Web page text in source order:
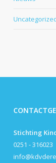
Stichting
0251 - 316023